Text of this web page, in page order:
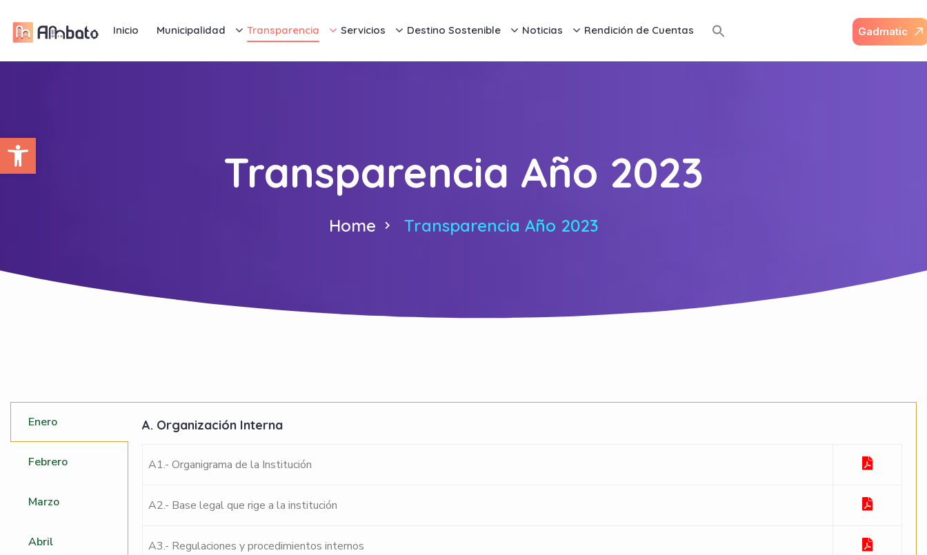
Abrir barra de herramientas
Inicio Municipalidad Transparencia Servicios Destino Sostenible Noticias Rendición de Cuentas Gadmatic
Transparencia Año 2023
Home Transparencia Año 2023
Enero
Febrero
Marzo
Abril
A. Organización Interna
A1.- Organigrama de la Institución
A2.- Base legal que rige a la institución
A3.- Regulaciones y procedimientos internos